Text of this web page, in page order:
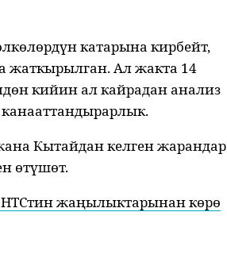
катарына кирбейт,
жаткырылган. Ал жакта 14
кийин ал кайрадан анализ
Кытайдан келген жарандар
өтүшөт.
НТСтин жаңылыктарынан көрө